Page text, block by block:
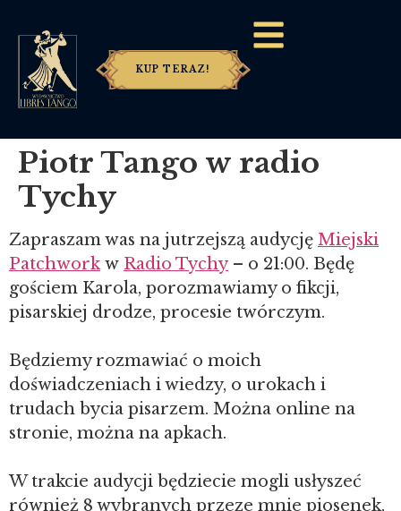
KUP TERAZ!
Piotr Tango w radio
Tychy
Zapraszam was na jutrzejszą audycję Miejski
Patchworkw Radio Tychy– o 21:00. Będę
gościem Karola, porozmawiamy o fikcji,
pisarskiej drodze, procesie twórczym.
Będziemy rozmawiać o moich
doświadczeniach i wiedzy, o urokach i
trudach bycia pisarzem. Można online na
stronie, można na apkach.
W trakcie audycji będziecie mogli usłyszeć
również 8 wybranych przeze mnie piosenek,